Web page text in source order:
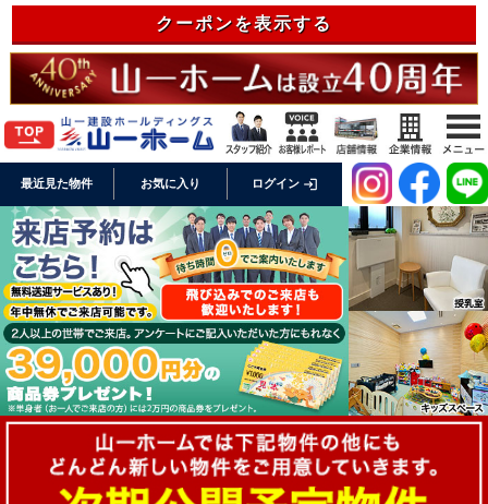
クーポンを表示する
最近見た物件 お気に入り ログイン login